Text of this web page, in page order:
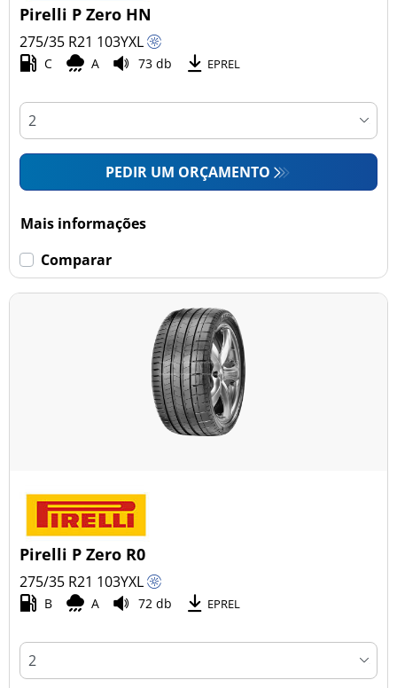
Pirelli P Zero HN
275/35 R21 103YXL
C A 73 db EPREL
PEDIR UM ORÇAMENTO
Mais informações
Comparar
Pirelli P Zero R0
275/35 R21 103YXL
B A 72 db EPREL